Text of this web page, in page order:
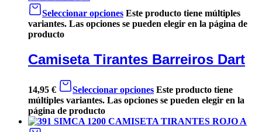
Seleccionar opciones Este producto tiene múltiples
variantes. Las opciones se pueden elegir en la página de
producto
Camiseta Tirantes Barreiros Dart
14,95 € Seleccionar opciones Este producto tiene
múltiples variantes. Las opciones se pueden elegir en la
página de producto